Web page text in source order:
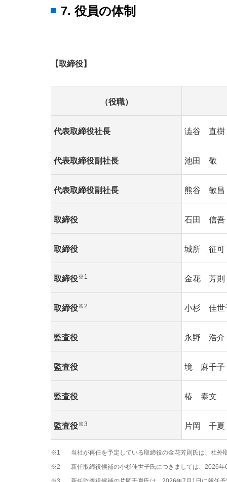
7. 役員の体制
【取締役】
（役職）
代表取締役社長 澁谷 直樹
代表取締役副社長 池田 敬
代表取締役副社長 熊谷 敏昌
取締役 石田 信吾
取締役 城所 征可
取締役※1 金花 芳則
取締役※2 小杉 佳世
監査役 永野 浩介
監査役 境 麻千子
監査役 椿 泰文
監査役※3 片岡 千夏
※1
当社が再任を予定している取締役の金花芳則氏は、社外
※2
新任取締役候補の小杉佳世子氏につきましては、2026